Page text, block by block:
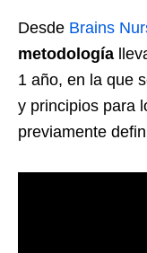
Desde Brains
metodología
1 año, en la que
y principios para
previamente